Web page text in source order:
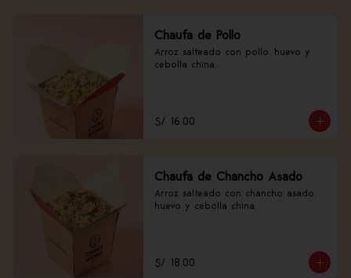
Chaufa de Pollo
Arroz salteado con pollo, huevo y
cebolla china.
S/ 16.00
Chaufa de Chancho Asado
Arroz salteado con chancho asado,
huevo y cebolla china.
S/ 18.00